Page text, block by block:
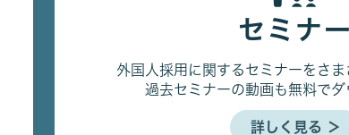
セミナー
外国人採用に関するセミナーをさ
過去セミナーの動画も無料で
詳しく見る ＞